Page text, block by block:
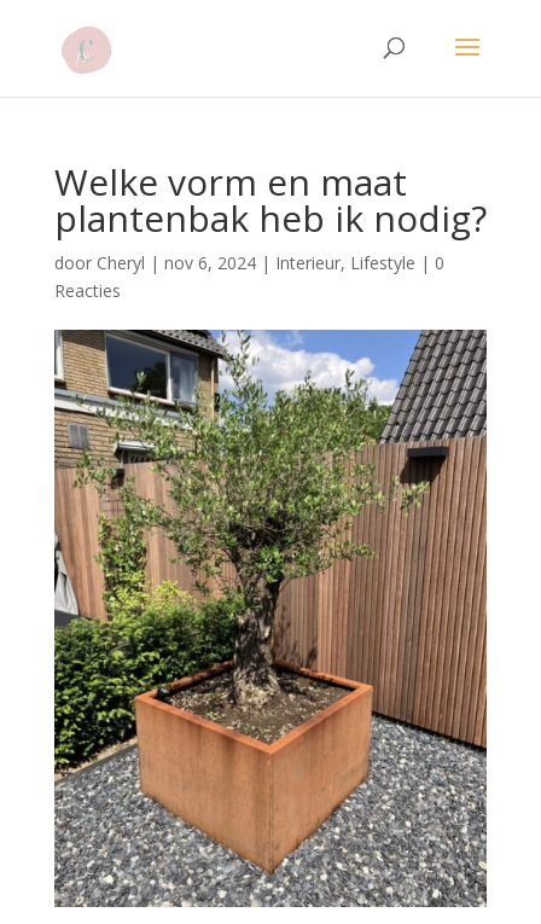
Welke vorm en maat
plantenbak heb ik nodig?
door Cheryl | nov 6, 2024| Interieur, Lifestyle | 0
Reacties